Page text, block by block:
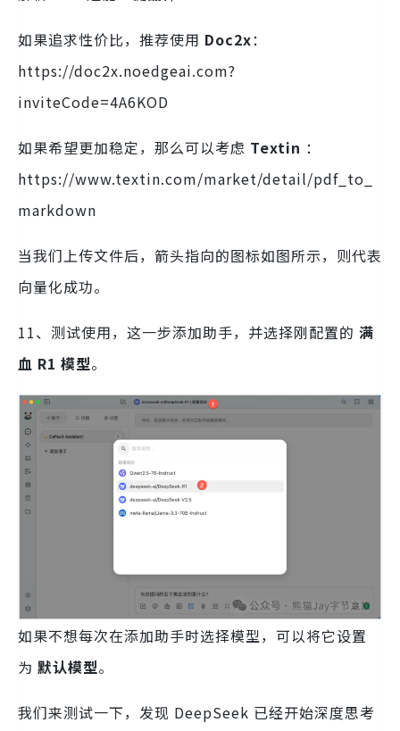
如果追求性价比，推荐使用 Doc2x：
https://doc2x.noedgeai.com?
inviteCode=4A6KOD
如果希望更加稳定，那么可以考虑 Textin ：
https://www.textin.com/market/detail/pdf_to_
markdown
当我们上传文件后，箭头指向的图标如图所示，则代表
向量化成功。
11、测试使用，这一步添加助手，并选择刚配置的 满
血 R1 模型。
如果不想每次在添加助手时选择模型，可以将它设置
为 默认模型。
我们来测试一下，发现 DeepSeek 已经开始深度思考